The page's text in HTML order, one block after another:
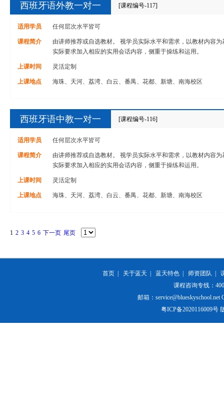
西班牙语外教一对一 [课程编号-117]
适用学员 任何层次水平皆可
课程简介
由讲师推荐或自选教材。 视学员实际水平和需求，以教材内容
实际要求加入相应的实用会话内容，侧重于操练和运用。
上课时间 灵活定制
上课地点 海珠、天河、荔湾、白云、番禺、花都、新塘、南海校区
西班牙语中教一对一 [课程编号-116]
适用学员 任何层次水平皆可
课程简介
由讲师推荐或自选教材。 视学员实际水平和需求，以教材内容
实际要求加入相应的实用会话内容，侧重于操练和运用。
上课时间 灵活定制
上课地点 海珠、天河、荔湾、白云、番禺、花都、新塘、南海校区
1 2 3 4 5 6 下一页 尾页
首页 关于蓝天 蓝天特色 师资团队
课程咨询专线：
邮箱：service@blueskyschool.net
粤ICP备2020116009号